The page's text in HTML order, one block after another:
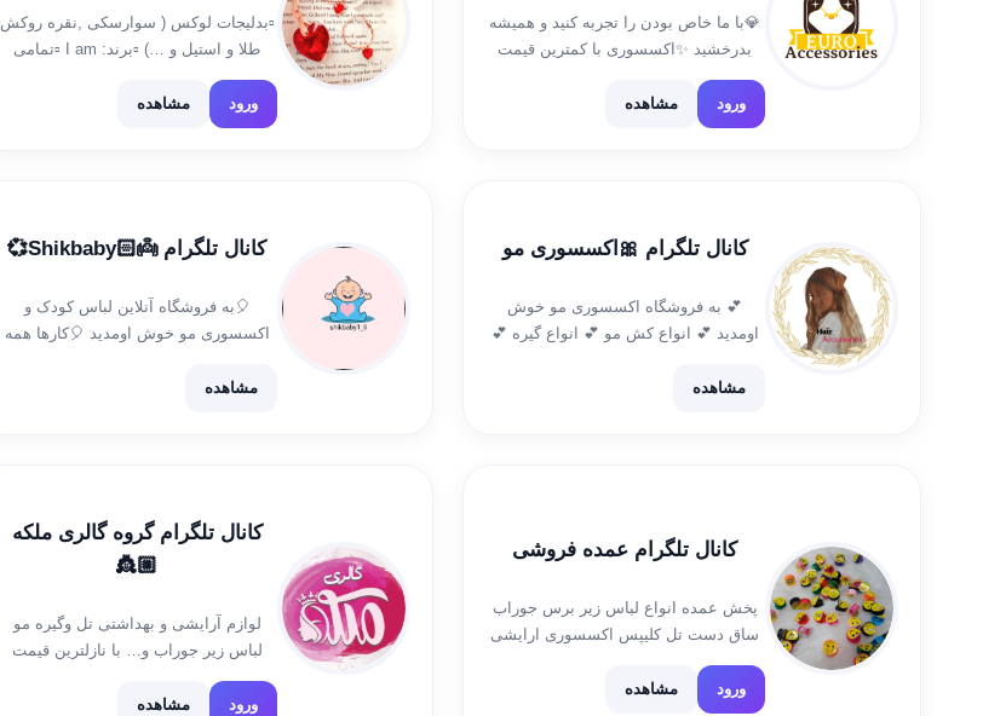
💎با ما خاص بودن را تجربه کنید و همیشه
بدرخشید ✨اکسسوری با کمترین قیمت
#انگشتر#گردنبند#عینک_آفتابی#اکسسوری_خاص#ژوپینگ
راه ارتباطی : @maryam_20712
ورود مشاهده
▫️بدلیجات لوکس ( سوارسکی ,نقره روکش
طلا و استیل و …) ▫️برند: I am ▫️تمامی
خرید محصول به ایدی زیر پیام بدهید :
@onyx_accessory بقیه پیج ها و برند […]
ورود مشاهده
کانال تلگرام 🎀اکسسوری مو
💕 به فروشگاه اکسسوری مو خوش
اومدید 💕 انواع کش مو 💕 انواع گیره 💕
مجلسی 💕 انواع هدشال 💕 انواع هدحجاب
مشاهده
کانال تلگرام 👼🏻Shikbaby💞
🎈به فروشگاه آنلاین لباس کودک و
اکسسوری مو خوش اومدید 🎈کارها همه
🎈فروش تک به قیمت عمده 🎈ادمین
مشاهده
کانال تلگرام عمده فروشی
پخش عمده انواع لباس زیر برس جوراب
ساق دست تل کلیپس اکسسوری ارایشی
لرستان_خرم آباد ایدی جهت سفارش
ورود مشاهده
کانال تلگرام گروه گالری ملکه
👸🏼
لوازم آرایشی و بهداشتی تل وگیره مو
لباس زیر جوراب و… با نازلترین قیمت
ورود مشاهده